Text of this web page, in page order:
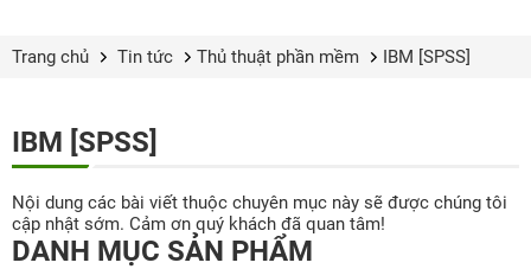
Trang chủ Tin tức Thủ thuật phần mềm IBM [SPSS]
IBM [SPSS]
Nội dung các bài viết thuộc chuyên mục này sẽ được chúng tôi
cập nhật sớm. Cảm ơn quý khách đã quan tâm!
DANH MỤC SẢN PHẨM